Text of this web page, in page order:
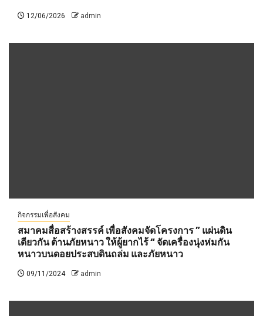
12/06/2026 admin
กิจกรรมเพื่อสังคม
สมาคมสื่อสร้างสรรค์ เพื่อสังคมจัดโครงการ ” แผ่นดิน
เดียวกัน ต้านภัยหนาว ให้ผู้ยากไร้ “ จัดเครื่องนุ่งห่มกัน
หนาวบนดอยประสบดินถล่ม และภัยหนาว
09/11/2024 admin